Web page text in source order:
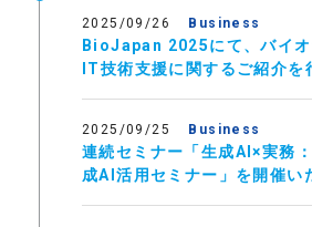
2025/09/26 Business
BioJapan 2025にて、バイ
IT技術支援に関するご紹介を
2025/09/25 Business
連続セミナー「生成AI×実務
成AI活用セミナー」を開催い